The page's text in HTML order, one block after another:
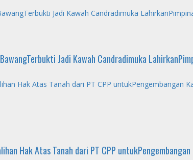
Jadi Kawah Candradimuka
Jadi Kawah Candradimuka
Hak Atas Tanah dari PT CPP untukPengembangan
Hak Atas Tanah dari PT CPP